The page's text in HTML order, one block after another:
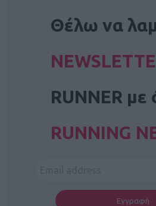
Θέλω να
RUNNER με
RUNNING